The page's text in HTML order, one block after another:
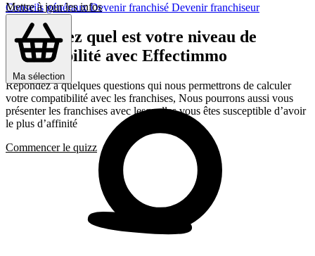
Conseils générauxDevenir franchisé Devenir franchiseur
Ma sélection
Mettre à jour les infos
Découvrez quel est votre niveau de
compatibilité avec Effectimmo
Répondez a quelques questions qui nous permettrons de calculer
votre compatibilité avec les franchises, Nous pourrons aussi vous
présenter les franchises avec lesquelles vous êtes susceptible d’avoir
le plus d’affinité
Commencer le quizz